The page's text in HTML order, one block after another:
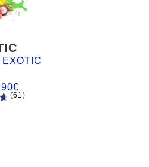
€
(61)